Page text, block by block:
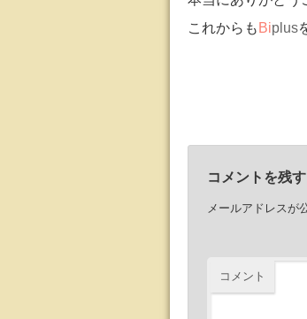
これからも Biplus
コメントを残す
メールアドレスが
コメント